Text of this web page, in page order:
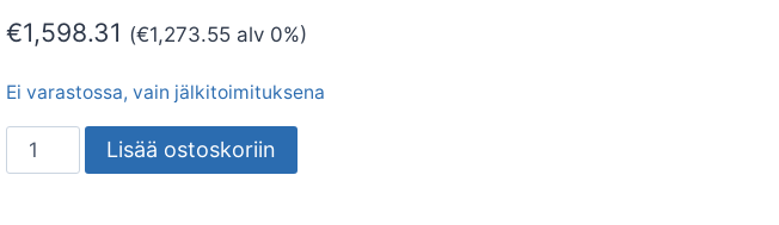
€1,598.31 (€1,273.55alv 0%)
Ei varastossa, vain jälkitoimituksena
LIESIKUPU
DUAL
Lisää ostoskoriin